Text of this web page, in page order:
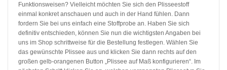
Funktionsweisen? Vielleicht möchten Sie sich den Plisseestoff
einmal konkret anschauen und auch in der Hand fühlen. Dann
fordern Sie bei uns einfach eine Stoffprobe an. Haben Sie sich
definitiv entschieden, können Sie nun die wichtigsten Angaben bei
uns im Shop schrittweise für die Bestellung festlegen. Wählen Sie
das gewünschte Plissee aus und klicken Sie dann rechts auf den
großen gelb-orangenen Button „Plissee auf Maß konfigurieren“. Im